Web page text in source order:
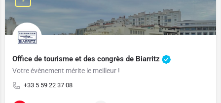
Office de tourisme et des congrès de Biarritz
Votre évènement mérite le meilleur !
+33 5 59 22 37 08